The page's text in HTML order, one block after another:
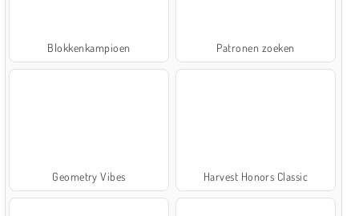
Blokkenkampioen Patronen zoeken
Geometry Vibes Harvest Honors Classic